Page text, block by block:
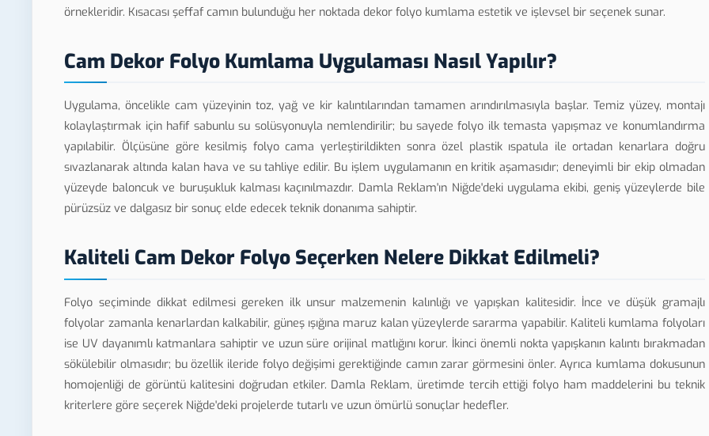
örnekleridir. Kısacası şeffaf camın bulunduğu her noktada dekor folyo kumlama estetik ve işlevsel bir seçenek sunar.
Cam Dekor Folyo Kumlama Uygulaması Nasıl Yapılır?
Uygulama, öncelikle cam yüzeyinin toz, yağ ve kir kalıntılarından tamamen arındırılmasıyla başlar. Temiz yüzey, montajı
kolaylaştırmak için hafif sabunlu su solüsyonuyla nemlendirilir; bu sayede folyo ilk temasta yapışmaz ve konumlandırma
yapılabilir. Ölçüsüne göre kesilmiş folyo cama yerleştirildikten sonra özel plastik ıspatula ile ortadan kenarlara doğru
sıvazlanarak altında kalan hava ve su tahliye edilir. Bu işlem uygulamanın en kritik aşamasıdır; deneyimli bir ekip olmadan
yüzeyde baloncuk ve buruşukluk kalması kaçınılmazdır. Damla Reklam'ın Niğde'deki uygulama ekibi, geniş yüzeylerde bile
pürüzsüz ve dalgasız bir sonuç elde edecek teknik donanıma sahiptir.
Kaliteli Cam Dekor Folyo Seçerken Nelere Dikkat Edilmeli?
Folyo seçiminde dikkat edilmesi gereken ilk unsur malzemenin kalınlığı ve yapışkan kalitesidir. İnce ve düşük gramajlı
folyolar zamanla kenarlardan kalkabilir, güneş ışığına maruz kalan yüzeylerde sararma yapabilir. Kaliteli kumlama folyoları
ise UV dayanımlı katmanlara sahiptir ve uzun süre orijinal matlığını korur. İkinci önemli nokta yapışkanın kalıntı bırakmadan
sökülebilir olmasıdır; bu özellik ileride folyo değişimi gerektiğinde camın zarar görmesini önler. Ayrıca kumlama dokusunun
homojenliği de görüntü kalitesini doğrudan etkiler. Damla Reklam, üretimde tercih ettiği folyo ham maddelerini bu teknik
kriterlere göre seçerek Niğde'deki projelerde tutarlı ve uzun ömürlü sonuçlar hedefler.